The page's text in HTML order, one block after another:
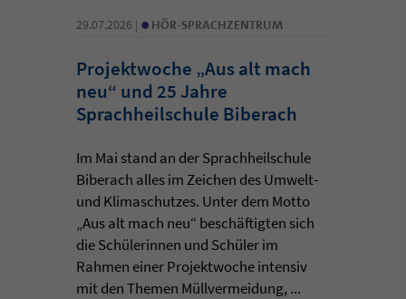
29.07.2026 | • HÖR-SPRACHZENTRUM
Projektwoche „Aus alt mach
neu“ und 25 Jahre
Sprachheilschule Biberach
Im Mai stand an der Sprachheilschule
Biberach alles im Zeichen des Umwelt-
und Klimaschutzes. Unter dem Motto
„Aus alt mach neu“ beschäftigten sich
die Schülerinnen und Schüler im
Rahmen einer Projektwoche intensiv
mit den Themen Müllvermeidung, ...